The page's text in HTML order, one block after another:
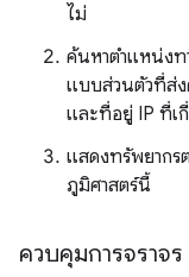
ไม่
ค้นหาตำแหน่งท
แบบส่วนตัวที่ส่ง
และที่อยู่ IP ที่เ
แสดงทรัพยากร
ภูมิศาสตร์นี้
ควบคุมการจราจร